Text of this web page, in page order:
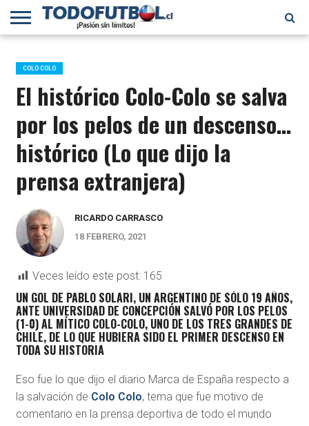
PRIMERA
B
SELECCIÓN
CHILENA
CHILENOS
EN EL
MUNDO
FÚTBOL
INTERNACIONAL
COLO COLO
El histórico Colo-Colo se salva
por los pelos de un descenso…
histórico (Lo que dijo la
prensa extranjera)
RICARDO CARRASCO
18 FEBRERO, 2021
Veces leído este post: 165
UN GOL DE PABLO SOLARI, UN ARGENTINO DE SÓLO 19 AÑOS,
ANTE UNIVERSIDAD DE CONCEPCIÓN SALVÓ POR LOS PELOS
(1-0) AL MÍTICO COLO-COLO,UNO DE LOS TRES GRANDES DE
CHILE, DE LO QUE HUBIERA SIDO EL PRIMER DESCENSO EN
TODA SU HISTORIA
Eso fue lo que dijo el diario Marca de España respecto a
la salvación de Colo Colo, tema que fue motivo de
comentario en la prensa deportiva de todo el mundo